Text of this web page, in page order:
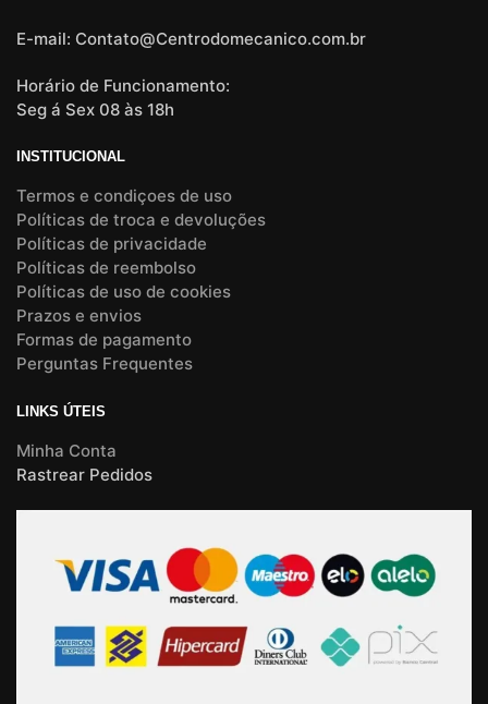
E-mail: Contato@Centrodomecanico.com.br
Horário de Funcionamento:
Seg á Sex 08 às 18h
INSTITUCIONAL
Termos e condiçoes de uso
Políticas de troca e devoluções
Políticas de privacidade
Políticas de reembolso
Políticas de uso de cookies
Prazos e envios
Formas de pagamento
Perguntas Frequentes
LINKS ÚTEIS
Minha Conta
Rastrear Pedidos